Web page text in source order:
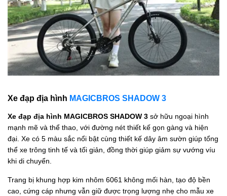
Xe đạp địa hình MAGICBROS SHADOW 3
Xe đạp địa hình MAGICBROS SHADOW 3 sở hữu ngoại hình
mạnh mẽ và thể thao, với đường nét thiết kế gọn gàng và hiện
đại. Xe có 5 màu sắc nổi bật cùng thiết kế dây âm sườn giúp tổng
thể xe trông tinh tế và tối giản, đồng thời giúp giảm sự vướng víu
khi di chuyển.
Trang bị khung hợp kim nhôm 6061 không mối hàn, tạo độ bền
cao, cứng cáp nhưng vẫn giữ được trọng lượng nhẹ cho mẫu xe